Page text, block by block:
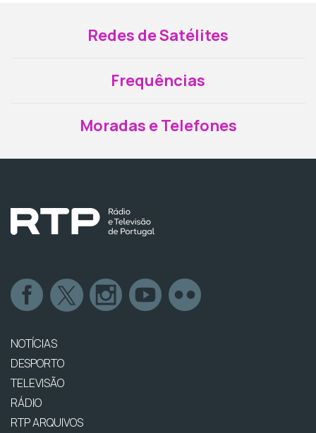
Redes de Satélites
Frequências
Moradas e Telefones
NOTÍCIAS
DESPORTO
TELEVISÃO
RÁDIO
RTP ARQUIVOS